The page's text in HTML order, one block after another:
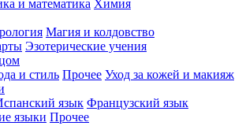
и математика Химия
Магия и колдовство
Эзотерические учения
и стиль Прочее Уход за кожей и макияж
язык Французский язык
языки Прочее